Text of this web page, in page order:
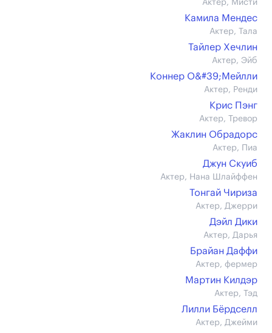
Актер, Мисти
Камила Мендес
Актер, Тала
Тайлер Хечлин
Актер, Эйб
Коннер О&#39;Мейлли
Актер, Ренди
Крис Пэнг
Актер, Тревор
Жаклин Обрадорс
Актер, Пиа
Джун Скуиб
Актер, Нана Шлайффен
Тонгай Чириза
Актер, Джерри
Дэйл Дики
Актер, Дарья
Брайан Даффи
Актер, фермер
Мартин Килдэр
Актер, Тэд
Лилли Бёрдселл
Актер, Джейми